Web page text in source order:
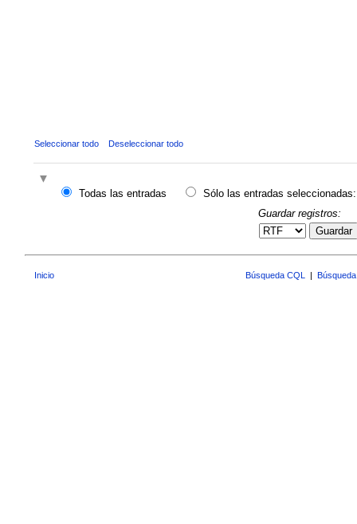
Seleccionar todo Deseleccionar todo
Todas las entradas
Sólo las entradas seleccionadas:
Guardar registros:
Guardar
Inicio Búsqueda CQL